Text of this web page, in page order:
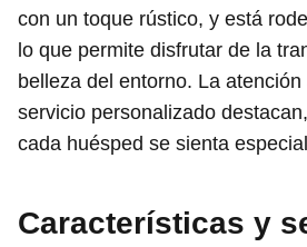
con un toque rústico, y está
lo que permite disfrutar de la
belleza del entorno. La
servicio personalizado
cada huésped se sienta
Características y